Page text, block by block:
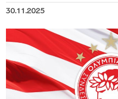
30.11.2025